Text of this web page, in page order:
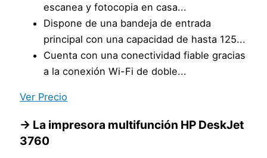
escanea y fotocopia en casa...
Dispone de una bandeja de entrada
principal con una capacidad de hasta 125...
Cuenta con una conectividad fiable gracias
a la conexión Wi-Fi de doble...
Ver Precio
→ La impresora multifunción HP DeskJet
3760